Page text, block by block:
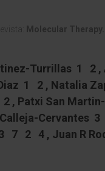
Molecular
Turrillas 1 2
1 2 , Natalia
, Patxi San
Calleja-Cervantes
7 2 4 , Juan R